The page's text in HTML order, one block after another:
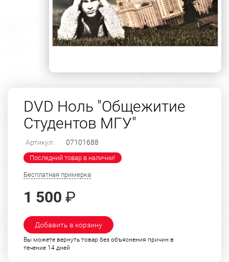
DVD Ноль "Общежитие
Студентов МГУ"
Артикул: 07101688
Последний товар в наличии!
Бесплатная примерка
1 500 ₽
Добавить в корзину
Вы можете вернуть товар без объяснения причин в
течение 14 дней